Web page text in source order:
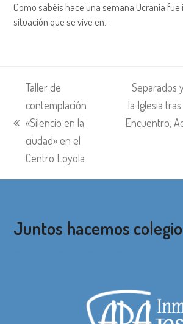
Como sabéis hace una semana Ucrania fue
situación que se vive en…
entrada
anterior:
Taller de
contemplación
«Silencio en la
ciudad» en el
Centro Loyola
siguiente:
Separados
la Iglesia
Encuentro,
Juntos hacemos colegio